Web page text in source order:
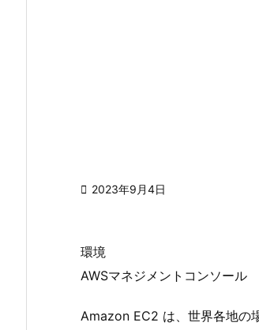
 2023年9月4日
環境
AWSマネジメントコンソール
Amazon EC2 は、世界各地の